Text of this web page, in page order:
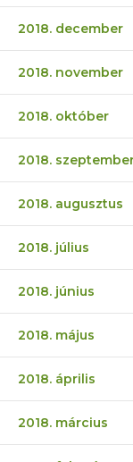
2018. december
2018. november
2018. október
2018.
2018. augusztus
2018. július
2018. június
2018. május
2018. április
2018. március